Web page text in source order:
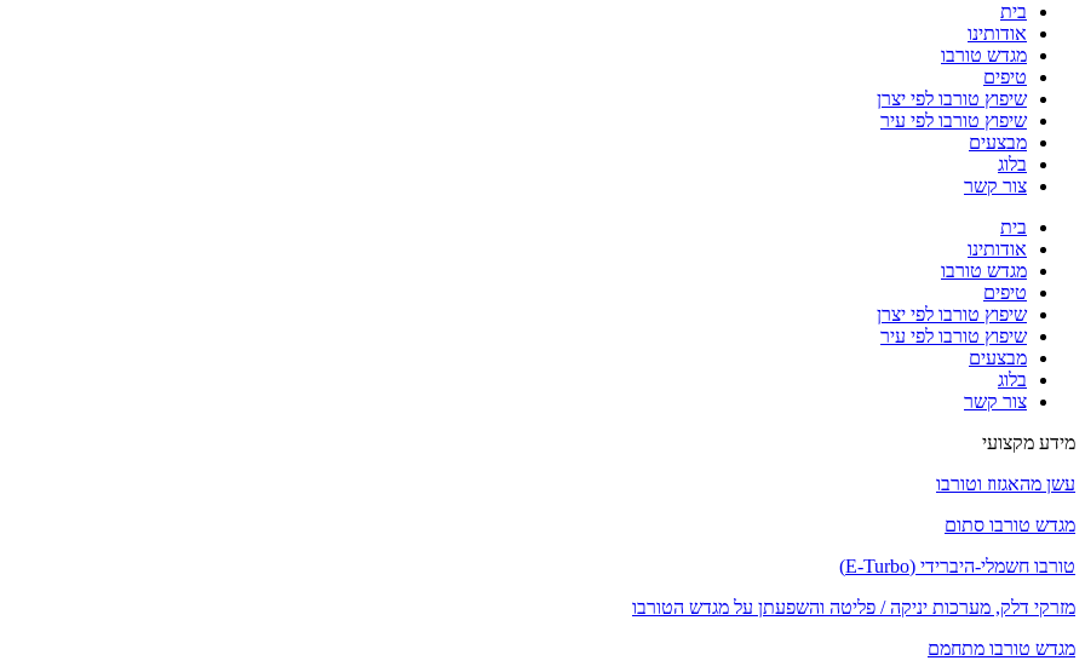
בית
אודותינו
מגדש טורבו
טיפים
שיפוץ טורבו לפי יצרן
שיפוץ טורבו לפי עיר
מבצעים
בלוג
צור קשר
בית
אודותינו
מגדש טורבו
טיפים
שיפוץ טורבו לפי יצרן
שיפוץ טורבו לפי עיר
מבצעים
בלוג
צור קשר
מידע מקצועי
עשן מהאגזוז וטורבו
מגדש טורבו סתום
טורבו חשמלי-היברידי (E-Turbo)
מזרקי דלק, מערכות יניקה / פליטה והשפעתן על מגדש הטורבו
מגדש טורבו מתחמם